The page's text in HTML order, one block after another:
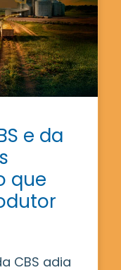
e da
que
CBS adia